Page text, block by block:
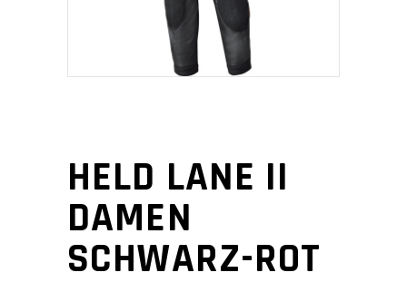
HELD LANE II
DAMEN
SCHWARZ-ROT